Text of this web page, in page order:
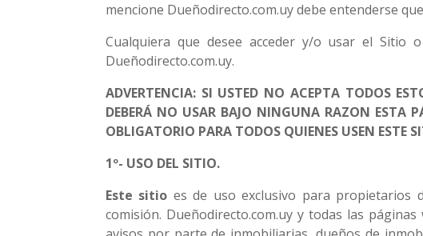
mencione Dueñodirecto.com.uy debe entenderse
Cualquiera que desee acceder y/o usar el Sitio
Dueñodirecto.com.uy.
ADVERTENCIA: SI USTED NO ACEPTA TODOS
DEBERÁ NO USAR BAJO NINGUNA RAZON ESTA
OBLIGATORIO PARA TODOS QUIENES USEN ESTE
1º- USO DEL SITIO.
Este sitio es de uso exclusivo para propietarios
comisión. Dueñodirecto.com.uy y todas las